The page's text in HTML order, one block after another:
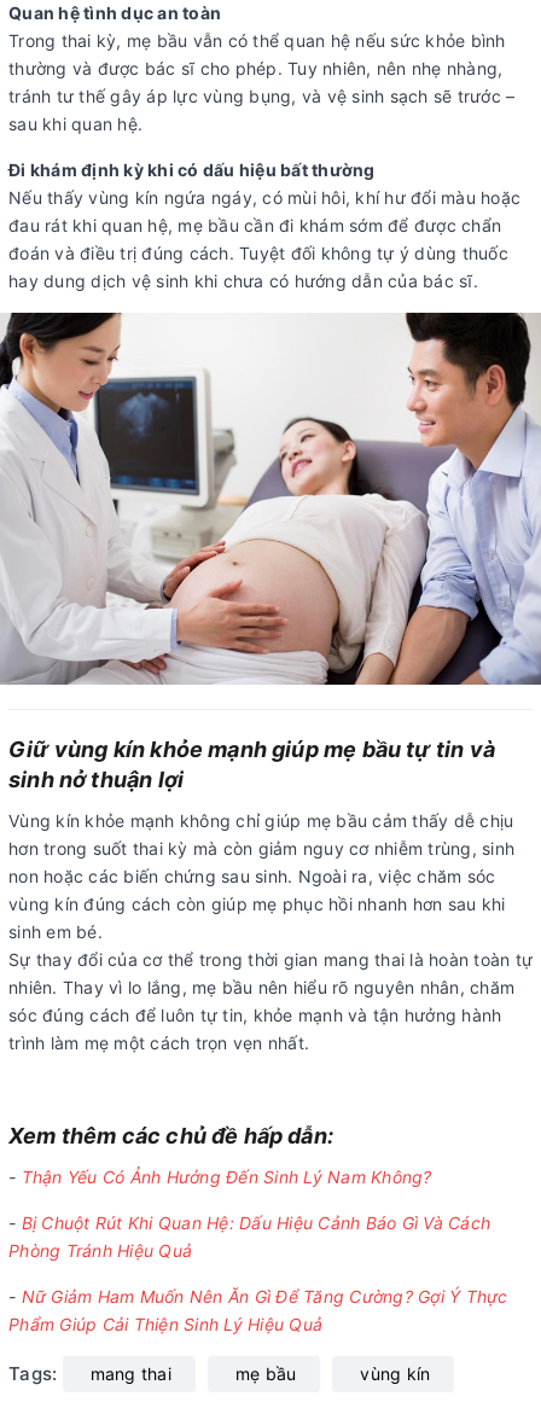
Quan hệ tình dục an toàn
Trong thai kỳ, mẹ bầu vẫn có thể quan hệ nếu sức khỏe bình
thường và được bác sĩ cho phép. Tuy nhiên, nên nhẹ nhàng,
tránh tư thế gây áp lực vùng bụng, và vệ sinh sạch sẽ trước –
sau khi quan hệ.
Đi khám định kỳ khi có dấu hiệu bất thường
Nếu thấy vùng kín ngứa ngáy, có mùi hôi, khí hư đổi màu hoặc
đau rát khi quan hệ, mẹ bầu cần đi khám sớm để được chẩn
đoán và điều trị đúng cách. Tuyệt đối không tự ý dùng thuốc
hay dung dịch vệ sinh khi chưa có hướng dẫn của bác sĩ.
Giữ vùng kín khỏe mạnh giúp mẹ bầu tự tin và
sinh nở thuận lợi
Vùng kín khỏe mạnh không chỉ giúp mẹ bầu cảm thấy dễ chịu
hơn trong suốt thai kỳ mà còn giảm nguy cơ nhiễm trùng, sinh
non hoặc các biến chứng sau sinh. Ngoài ra, việc chăm sóc
vùng kín đúng cách còn giúp mẹ phục hồi nhanh hơn sau khi
sinh em bé.
Sự thay đổi của cơ thể trong thời gian mang thai là hoàn toàn tự
nhiên. Thay vì lo lắng, mẹ bầu nên hiểu rõ nguyên nhân, chăm
sóc đúng cách để luôn tự tin, khỏe mạnh và tận hưởng hành
trình làm mẹ một cách trọn vẹn nhất.
Xem thêm các chủ đề hấp dẫn:
- Thận Yếu Có Ảnh Hưởng Đến Sinh Lý Nam Không?
- Bị Chuột Rút Khi Quan Hệ: Dấu Hiệu Cảnh Báo Gì Và Cách
Phòng Tránh Hiệu Quả
- Nữ Giảm Ham Muốn Nên Ăn Gì Để Tăng Cường? Gợi Ý Thực
Phẩm Giúp Cải Thiện Sinh Lý Hiệu Quả
Tags: mang thai mẹ bầu vùng kín